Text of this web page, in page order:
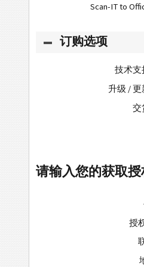
Scan-IT to
订购选项
技术支
升级 / 更
交
请输入您的获取
授